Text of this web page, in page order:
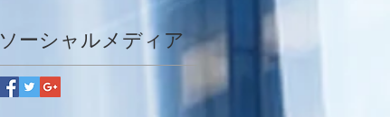
ソーシャルメディア